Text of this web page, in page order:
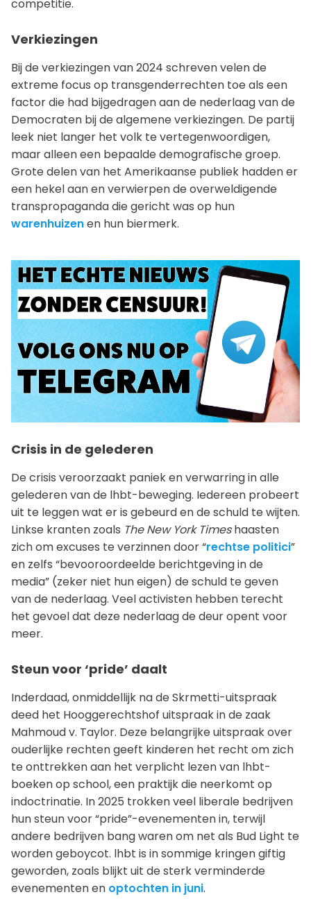
competitie.
Verkiezingen
Bij de verkiezingen van 2024 schreven velen de
extreme focus op transgenderrechten toe als een
factor die had bijgedragen aan de nederlaag van de
Democraten bij de algemene verkiezingen. De partij
leek niet langer het volk te vertegenwoordigen,
maar alleen een bepaalde demografische groep.
Grote delen van het Amerikaanse publiek hadden er
een hekel aan en verwierpen de overweldigende
transpropaganda die gericht was op hun
warenhuizenen hun biermerk.
Crisis in de gelederen
De crisis veroorzaakt paniek en verwarring in alle
gelederen van de lhbt-beweging. Iedereen probeert
uit te leggen wat er is gebeurd en de schuld te wijten.
Linkse kranten zoals The New York Timeshaasten
zich om excuses te verzinnen door “rechtse politici”
en zelfs “bevooroordeelde berichtgeving in de
media” (zeker niet hun eigen) de schuld te geven
van de nederlaag. Veel activisten hebben terecht
het gevoel dat deze nederlaag de deur opent voor
meer.
Steun voor ‘pride’ daalt
Inderdaad, onmiddellijk na de Skrmetti-uitspraak
deed het Hooggerechtshof uitspraak in de zaak
Mahmoud v. Taylor. Deze belangrijke uitspraak over
ouderlijke rechten geeft kinderen het recht om zich
te onttrekken aan het verplicht lezen van lhbt-
boeken op school, een praktijk die neerkomt op
indoctrinatie. In 2025 trokken veel liberale bedrijven
hun steun voor “pride”-evenementen in, terwijl
andere bedrijven bang waren om net als Bud Light te
worden geboycot. lhbt is in sommige kringen giftig
geworden, zoals blijkt uit de sterk verminderde
evenementen en optochten in juni.